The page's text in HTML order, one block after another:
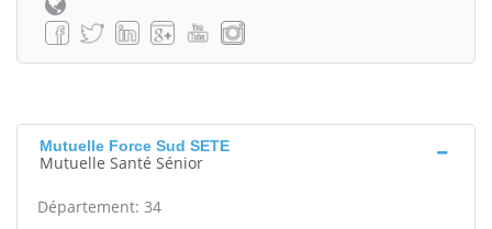
Mutuelle Force Sud SETE
Mutuelle Santé Sénior
Département: 34